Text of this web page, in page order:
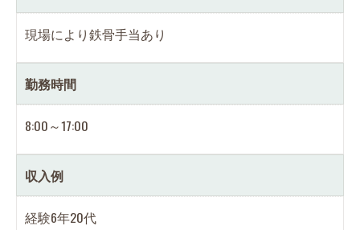
現場により鉄骨手当あり
勤務時間
8:00～17:00
収入例
経験6年20代